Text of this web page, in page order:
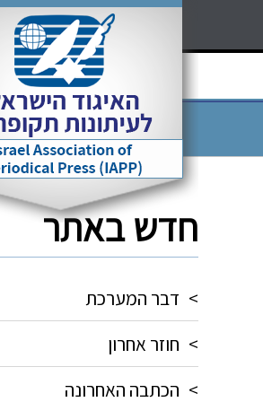
חדש באתר
> דבר המערכת
> חוזר אחרון
> הכתבה האחרונה